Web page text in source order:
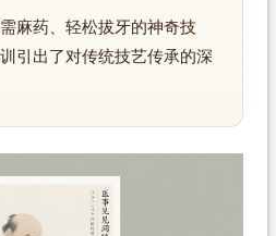
麻药、轻松拔牙的神奇技
引出了对传统技艺传承的深